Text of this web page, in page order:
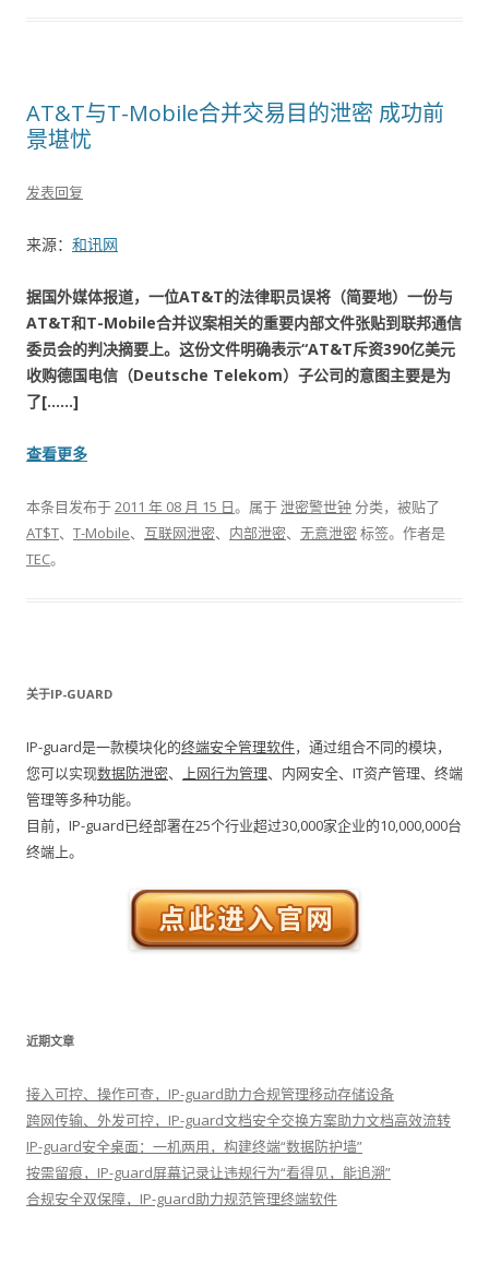
AT&T与T-Mobile合并交易目的泄密 成功前
景堪忧
发表回复
来源： 和讯网
据国外媒体报道，一位AT&T的法律职员误将（简要地）一份与
AT&T和T-Mobile合并议案相关的重要内部文件张贴到联邦通信
委员会的判决摘要上。这份文件明确表示“AT&T斥资390亿美元
收购德国电信（Deutsche Telekom）子公司的意图主要是为
了[……]
查看更多
本条目发布于2011 年 08 月 15 日。属于泄密警世钟 分类，被贴了
AT$T、 T-Mobile、 互联网泄密、 内部泄密、 无意泄密标签。 作者是
TEC。
关于IP-GUARD
IP-guard是一款模块化的终端安全管理软件，通过组合不同的模块，
您可以实现数据防泄密、 上网行为管理、内网安全、IT资产管理、终端
管理等多种功能。
目前，IP-guard已经部署在25个行业超过30,000家企业的10,000,000台
终端上。
近期文章
接入可控、操作可查，IP-guard助力合规管理移动存储设备
跨网传输、外发可控，IP-guard文档安全交换方案助力文档高效流转
IP-guard安全桌面：一机两用，构建终端“数据防护墙”
按需留痕，IP-guard屏幕记录让违规行为“看得见，能追溯”
合规安全双保障，IP-guard助力规范管理终端软件